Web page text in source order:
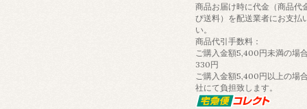
商品お届け時に代金（商品代
び送料）を配送業者にお支払
い。
商品代引手数料：
ご購入金額5,400円未満の場
330円
ご購入金額5,400円以上の場
社にて負担致します。